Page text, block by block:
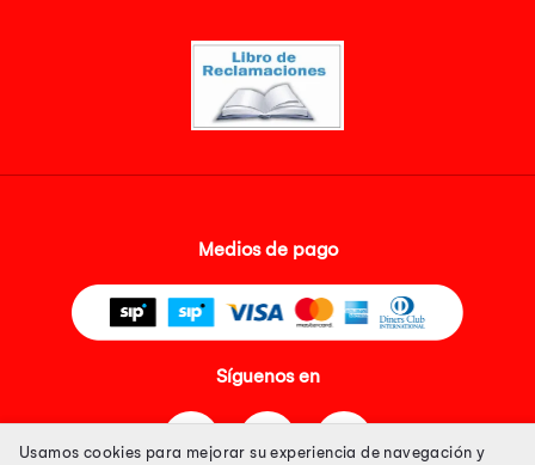
Medios de pago
Síguenos en
Usamos cookies para mejorar su experiencia de navegación y